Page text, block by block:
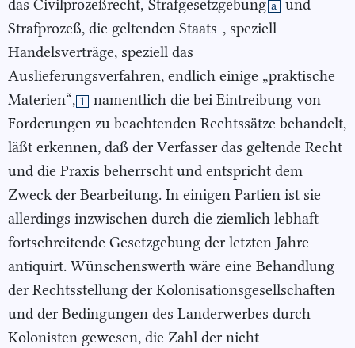
das Civilprozeßrecht, Strafgesetzgebung a
und
Strafprozeß, die geltenden Staats-, speziell
Handelsverträge, speziell das
Auslieferungsverfahren, endlich einige „praktische
Materien“, 1
namentlich die bei Eintreibung von
Forderungen zu beachtenden Rechtssätze behandelt,
läßt erkennen, daß der Verfasser das geltende Recht
und die Praxis beherrscht und entspricht dem
Zweck der Bearbeitung. In einigen Partien ist sie
allerdings inzwischen durch die ziemlich lebhaft
fortschreitende Gesetzgebung der letzten Jahre
antiquirt. Wünschenswerth wäre eine Behandlung
der Rechtsstellung der Kolonisationsgesellschaften
und der Bedingungen des Landerwerbes durch
Kolonisten gewesen, die Zahl der nicht